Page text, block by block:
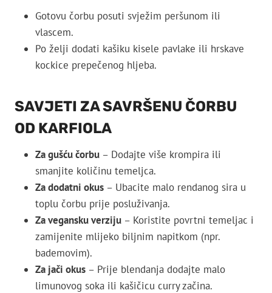
Gotovu čorbu posuti svježim peršunom ili
vlascem.
Po želji dodati kašiku kisele pavlake ili hrskave
kockice prepečenog hljeba.
SAVJETI ZA SAVRŠENU ČORBU
OD KARFIOLA
Za gušću čorbu – Dodajte više krompira ili
smanjite količinu temeljca.
Za dodatni okus – Ubacite malo rendanog sira u
toplu čorbu prije posluživanja.
Za vegansku verziju – Koristite povrtni temeljac i
zamijenite mlijeko biljnim napitkom (npr.
bademovim).
Za jači okus – Prije blendanja dodajte malo
limunovog soka ili kašičicu curry začina.